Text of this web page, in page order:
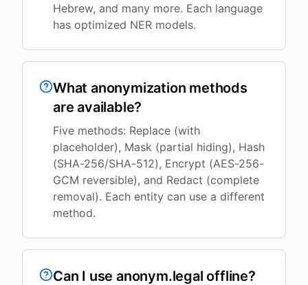
Hebrew, and many more. Each language
has optimized NER models.
What anonymization methods
are available?
Five methods: Replace (with
placeholder), Mask (partial hiding), Hash
(SHA-256/SHA-512), Encrypt (AES-256-
GCM reversible), and Redact (complete
removal). Each entity can use a different
method.
Can I use anonym.legal offline?